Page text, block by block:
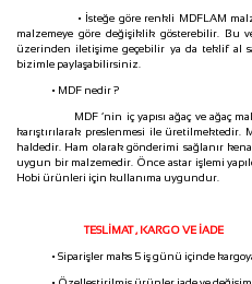
• İsteğe göre renkli MDFLAM
malzemeye göre değişiklik gösterebilir. Bu
üzerinden iletişime geçebilir ya da teklif al
bizimle paylaşabilirsiniz.
• MDF nedir ?
MDF ‘nin iç yapısı ağaç ve
karıştırılarak preslenmesi ile
haldedir. Ham olarak gönderimi sağlanır
uygun bir malzemedir. Önce astar işlemi
Hobi ürünleri için kullanıma uygundur.
TESLİMAT , KARGO VE İADE
• Siparişler maks 5 iş günü içinde